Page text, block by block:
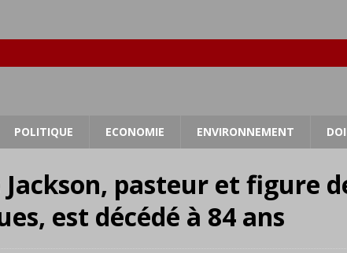
POLITIQUE ECONOMIE ENVIRONNEMENT
Jackson, pasteur et figure
est décédé à 84 ans